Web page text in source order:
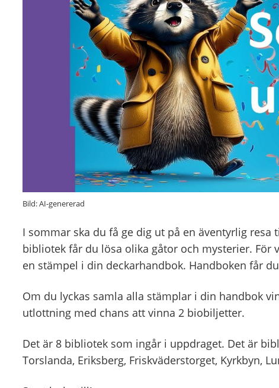
Bild: AI-genererad
I sommar ska du få ge dig ut på en äventyrlig
bibliotek får du lösa olika gåtor och mysterier. För
en stämpel i din deckarhandbok. Handboken får
Om du lyckas samla alla stämplar i din handbok
utlottning med chans att vinna 2 biobiljetter.
Det är 8 bibliotek som ingår i uppdraget. Det är
Torslanda, Eriksberg, Friskväderstorget, Kyrkbyn,